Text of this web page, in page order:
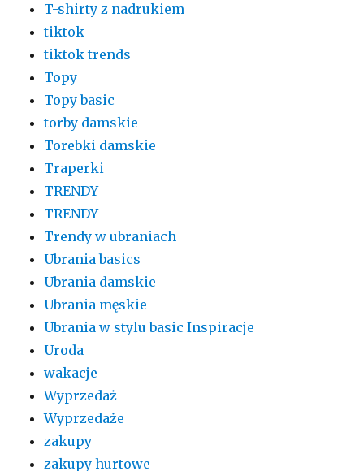
T-shirty z nadrukiem
tiktok
tiktok trends
Topy
Topy basic
torby damskie
Torebki damskie
Traperki
TRENDY
TRENDY
Trendy w ubraniach
Ubrania basics
Ubrania damskie
Ubrania męskie
Ubrania w stylu basic Inspiracje
Uroda
wakacje
Wyprzedaż
Wyprzedaże
zakupy
zakupy hurtowe